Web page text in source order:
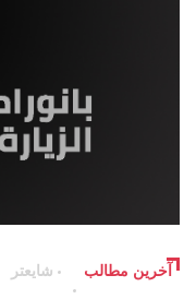
آخرین مطالب شایعتر